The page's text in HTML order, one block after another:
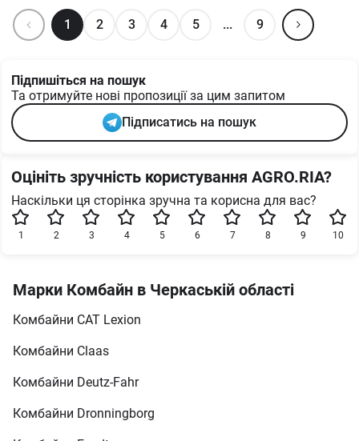
1 2 3 4 5 ... 9
Підпишіться на пошук
Та отримуйте нові пропозиції за цим запитом
Підписатись на пошук
Оцініть зручність користування AGRO.RIA?
Наскільки ця сторінка зручна та корисна для вас?
10
9
8
7
6
5
4
3
2
1
Марки Комбайн в Черкаській області
Комбайни CAT Lexion
Комбайни Claas
Комбайни Deutz-Fahr
Комбайни Dronningborg